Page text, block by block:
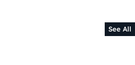
See All